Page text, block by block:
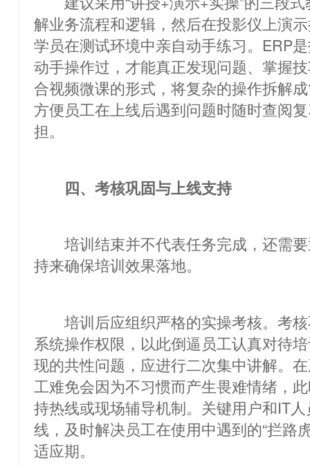
解业务流程和逻辑，然后在投影仪上演
学员在测试环境中亲自动手练习。ERP
动手操作过，才能真正发现问题、掌
合视频微课的形式，将复杂的操作拆解
方便员工在上线后遇到问题时随时查阅
担。
四、考核巩固与上线支持
培训结束并不代表任务完成，还需要
持来确保培训效果落地。
培训后应组织严格的实操考核。考核
系统操作权限，以此倒逼员工认真对
现的共性问题，应进行二次集中讲解。
工难免会因为不习惯而产生畏难情绪
持热线或现场辅导机制。关键用户和IT
线，及时解决员工在使用中遇到的“拦路
适应期。